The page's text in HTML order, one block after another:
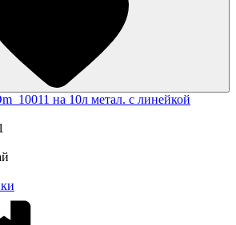
на 10л метал. с линейкой